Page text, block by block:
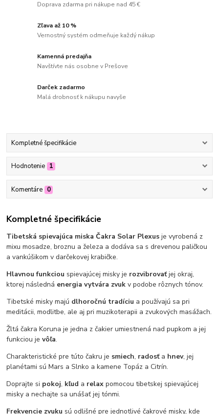
Doprava zdarma pri nákupe nad 45 €
Zľava až 10 %
Vernostný systém odmeňuje každý nákup
Kamenná predajňa
Navštívte nás osobne v Prešove
Darček zadarmo
Malá drobnosť k nákupu navyše
Kompletné špecifikácie
Hodnotenie 1
Komentáre 0
Kompletné špecifikácie
Tibetská spievajúca miska Čakra Solar Plexusje vyrobená z
mixu mosadze, broznu a železa a dodáva sa s drevenou paličkou
a vankúšikom v darčekovej krabičke.
Hlavnou funkciou spievajúcej misky je rozvibrovaťjej okraj,
ktorej následná energia vytvára zvukv podobe rôznych tónov.
Tibetské misky majú dlhoročnú tradíciu a používajú sa pri
meditácii, modlitbe, ale aj pri muzikoterapii a zvukových masážach.
Žltá čakra Koruna je jedna z čakier umiestnená nad pupkom a jej
funkciou jevôľa.
Charakteristické pre túto čakru je smiech, radosť a hnev, jej
planétami sú Mars a Slnko a kamene Topáz a Citrín.
Doprajte si pokoj, kľud a relaxpomocou tibetskej spievajúcej
misky a nechajte sa unášať jej tónmi.
Frekvencie zvuku sú odlišné pre jednotlivé čakrové misky, kde